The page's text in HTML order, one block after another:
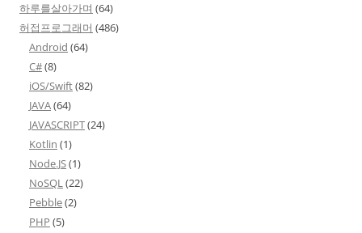
하루를살아가며 (64)
허접프로그래머 (486)
Android (64)
C#(8)
iOS/Swift(82)
JAVA(64)
JAVASCRIPT(24)
Kotlin (1)
Node.JS(1)
NoSQL(22)
Pebble(2)
PHP (5)